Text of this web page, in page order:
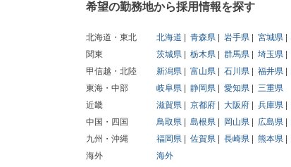
希望の勤務地から採用情報を探す
北海道・東北 北海道 青森県 岩手県 宮城県
関東
茨城県 栃木県 群馬県 埼玉県
甲信越・北陸
新潟県 富山県 石川県 福井県
東海・中部
岐阜県 静岡県 愛知県
三重県
近畿
滋賀県 京都府 大阪府 兵庫県
中国・四国
鳥取県 島根県 岡山県 広島県
九州・沖縄
福岡県 佐賀県 長崎県 熊本県
海外
海外